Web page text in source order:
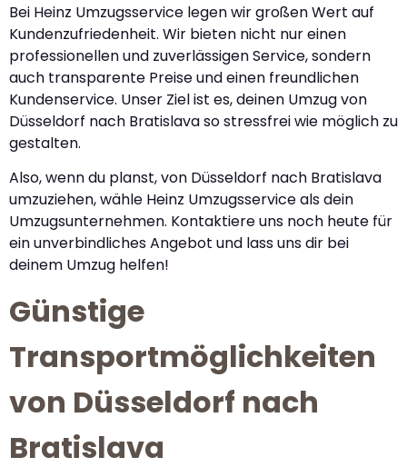
Bei Heinz Umzugsservice legen wir großen Wert auf
Kundenzufriedenheit. Wir bieten nicht nur einen
professionellen und zuverlässigen Service, sondern
auch transparente Preise und einen freundlichen
Kundenservice. Unser Ziel ist es, deinen Umzug von
Düsseldorf nach Bratislava so stressfrei wie möglich zu
gestalten.
Also, wenn du planst, von Düsseldorf nach Bratislava
umzuziehen, wähle Heinz Umzugsservice als dein
Umzugsunternehmen. Kontaktiere uns noch heute für
ein unverbindliches Angebot und lass uns dir bei
deinem Umzug helfen!
Günstige
Transportmöglichkeiten
von Düsseldorf nach
Bratislava